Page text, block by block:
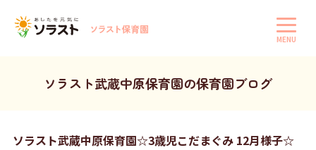
MENU
ソラスト武蔵中原保育園の保育園ブログ
ソラスト武蔵中原保育園☆3歳児こだまぐみ 12月様子☆